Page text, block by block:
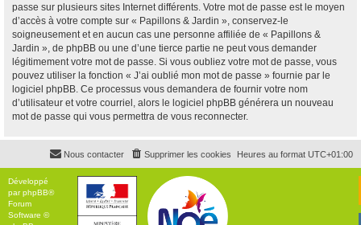
passe sur plusieurs sites Internet différents. Votre mot de passe est le moyen
d’accès à votre compte sur « Papillons & Jardin », conservez-le
soigneusement et en aucun cas une personne affiliée de « Papillons &
Jardin », de phpBB ou une d’une tierce partie ne peut vous demander
légitimement votre mot de passe. Si vous oubliez votre mot de passe, vous
pouvez utiliser la fonction « J’ai oublié mon mot de passe » fournie par le
logiciel phpBB. Ce processus vous demandera de fournir votre nom
d’utilisateur et votre courriel, alors le logiciel phpBB générera un nouveau
mot de passe qui vous permettra de vous reconnecter.
Heures au format UTC+01:00
Supprimer les cookies
Nous contacter
Développé
parphpBB®
Forum
Software ©